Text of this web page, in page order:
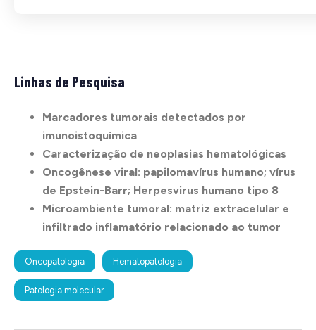
Linhas de Pesquisa
Marcadores tumorais detectados por
imunoistoquímica
Caracterização de neoplasias hematológicas
Oncogênese viral: papilomavírus humano; vírus
de Epstein-Barr; Herpesvirus humano tipo 8
Microambiente tumoral: matriz extracelular e
infiltrado inflamatório relacionado ao tumor
Oncopatologia Hematopatologia
Patologia molecular